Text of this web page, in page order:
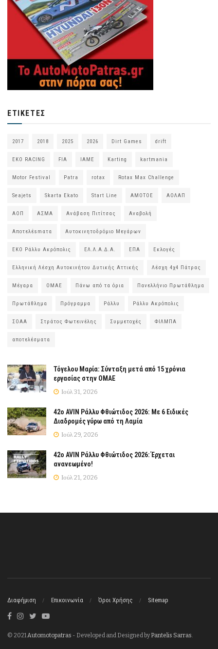
ΕΤΙΚΈΤΕΣ
2017 2018 2025 2026 Dirt Games drift
EKO RACING FIA IAME Karting kartmania
Motor Festival Patra rotax Rotax Max Challenge
Seajets Skarta Ekato Start Line ΑΜΟΤΟΕ ΑΟΛΑΠ
ΑΟΠ ΑΣΜΑ Ανάβαση Πιτίτσας Αναβολή
Αποτελέsmατα Αυτοκινητοδρόμιο Μεγάρων
ΕΚΟ Ράλλυ Ακρόπολις ΕΛ.Λ.Α.Δ.Α. ΕΠΑ Εκλογές
Ελληνική Λέσχη Αυτοκινήτου Δυτικής Αττικής Λέσχη 4χ4 Πάτρας
Μέγαρα ΟΜΑΕ Πάνω από τα όρια Πανελλήνιο Πρωτάθλημα
Πρωτάθλημα Πρόγραμμα Ράλλυ Ράλλυ Ακρόπολις
ΣΟΑΑ Στράτος Φωτεινέλης Συμμετοχές ΦΙΛΜΠΑ
αποτελέσματα
Τόγελου Μαρία: Σύνταξη μετά από 15 χρόνια
εργασίας στην ΟΜΑΕ
Ιούλ 31, 2026
42ο AVIN Ράλλυ Φθιώτιδος 2026: Με 6 Ειδικές
Διαδρομές γύρω από τη Λαμία
Ιούλ 29, 2026
42ο AVIN Ράλλυ Φθιώτιδος 2026: Έρχεται
ανανεωμένο!
Ιούλ 21, 2026
Διαφήμιση Επικοινωνία Όροι Χρήσης Sitemap
© 2021Automotopatras - Developed and Designed byPantelis Sarras.